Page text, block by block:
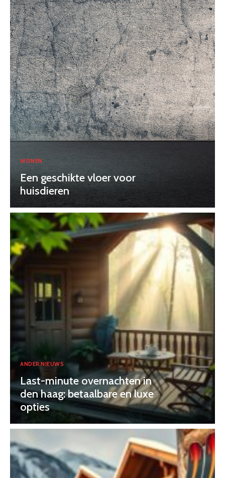
WONEN
Een geschikte vloer voor
huisdieren
ANDER NIEUWS
Last-minute overnachten in
den haag: betaalbare en luxe
opties